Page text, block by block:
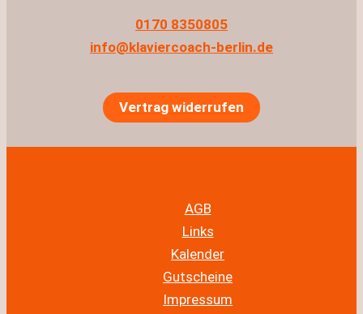
0170 8350805
info@klaviercoach-berlin.de
Vertrag widerrufen
AGB
Links
Kalender
Gutscheine
Impressum